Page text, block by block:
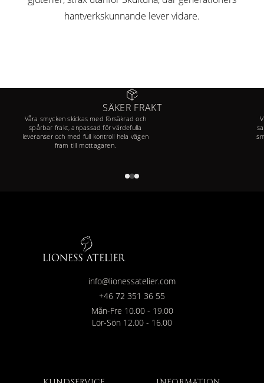
hantverkskunnande lever vidare.
SÄKER FRAKT
Våra smycken skickas med försäkrad och
spårbar frakt, anpassad för värdefulla
leveranser och med full kontroll hela vägen
fram till mottagaren.
info@lionessatelier.com
+46 72 351 36 55
Mån-Fre 10.00 - 19.00
Lör-Sön 12.00 - 16.00